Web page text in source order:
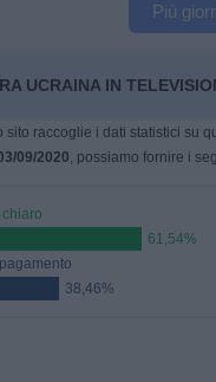
Più
UCRAINA IN
sito raccoglie i dati statistici su
09/2020, possiamo fornire i
61,54%
38,46%